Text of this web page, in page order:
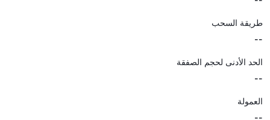
طريقة السحب
--
الحد الأدنى لحجم الصفقة
--
العمولة
--